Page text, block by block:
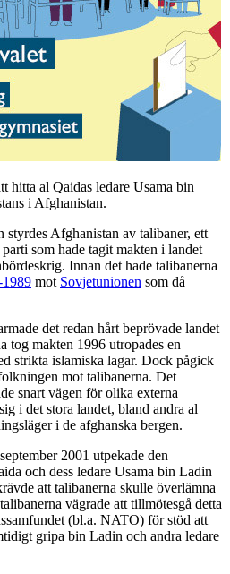
hitta al Qaidas ledare Usama bin
i Afghanistan.
Afghanistan av talibaner, ett
parti som hade tagit makten i landet
Innan det hade talibanerna
mot Sovjetunionen som då
det redan hårt beprövade landet
tog makten 1996 utropades en
strikta islamiska lagar. Dock pågick
mot talibanerna. Det
snart vägen för olika externa
i det stora landet, bland andra al
i de afghanska bergen.
2001 utpekade den
och dess ledare Usama bin Ladin
att talibanerna skulle överlämna
vägrade att tillmötesgå detta
(bl.a. NATO) för stöd att
gripa bin Ladin och andra ledare